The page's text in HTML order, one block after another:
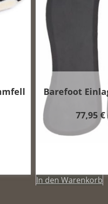
Barefoot
77,95 €
In den Warenkorb